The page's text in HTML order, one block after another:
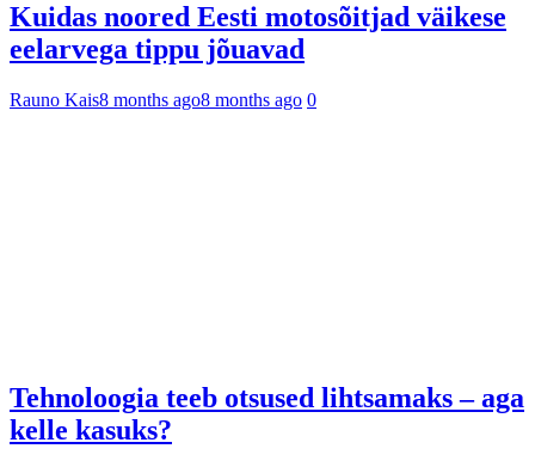
Kuidas noored Eesti motosõitjad väikese
eelarvega tippu jõuavad
Rauno Kais8 months ago8 months ago 0
Tehnoloogia teeb otsused lihtsamaks – aga
kelle kasuks?